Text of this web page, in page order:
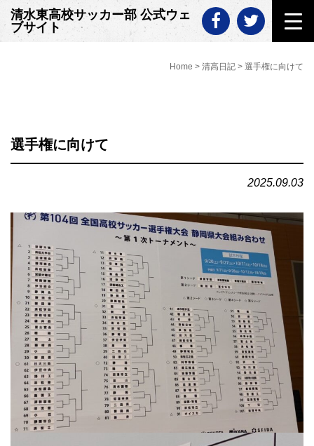
Skip
to
content
清水東高校サッカー部 公式ウェ
ブサイト
Home > 清高日記 > 選手権に向けて
選手権に向けて
2025.09.03